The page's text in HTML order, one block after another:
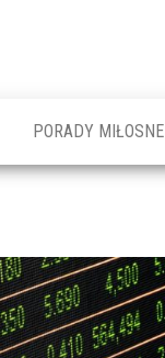
PORADY MIŁOSNE